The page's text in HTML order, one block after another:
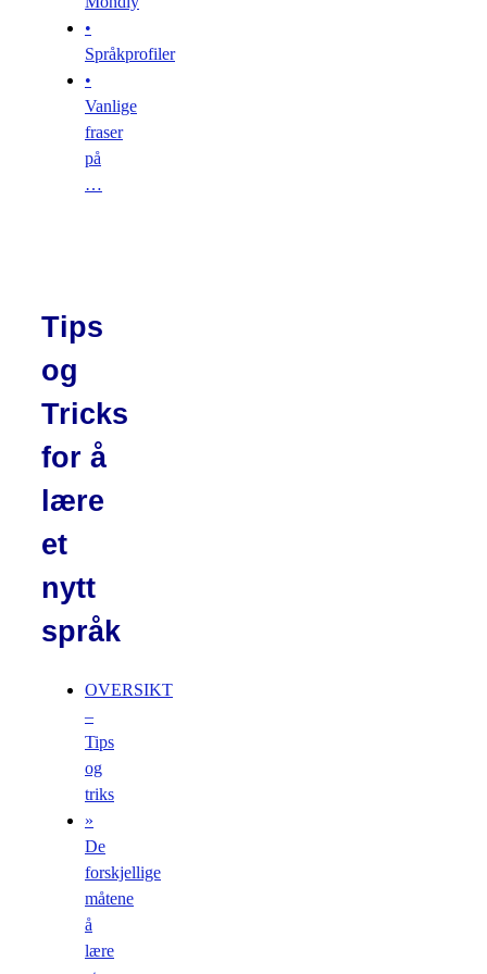
•
Språkprofiler
•
Vanlige
fraser
på
…
Tips
og
Tricks
for å
lære
et
nytt
språk
OVERSIKT
–
Tips
og
triks
»
De
forskjellige
måtene
å
lære